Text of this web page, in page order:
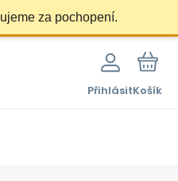
za pochopení.
PřihlásitKošík